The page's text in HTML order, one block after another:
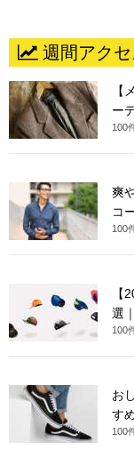
週間アク
【
ー
100
爽
コ
100
【
選
100
お
す
100